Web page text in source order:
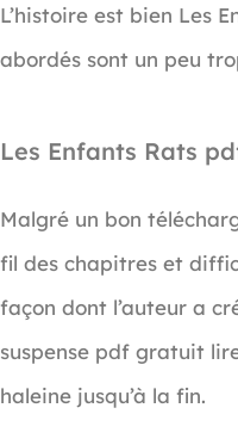
L’histoire est bien Les
abordés sont un peu
Les Enfants Rats
Malgré un bon
fil des chapitres et
façon dont l’auteur a
suspense pdf gratuit
haleine jusqu’à la fin.